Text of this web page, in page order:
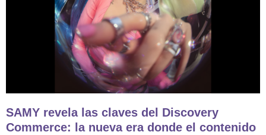
SAMY revela las claves del Discovery
Commerce: la nueva era donde el contenido